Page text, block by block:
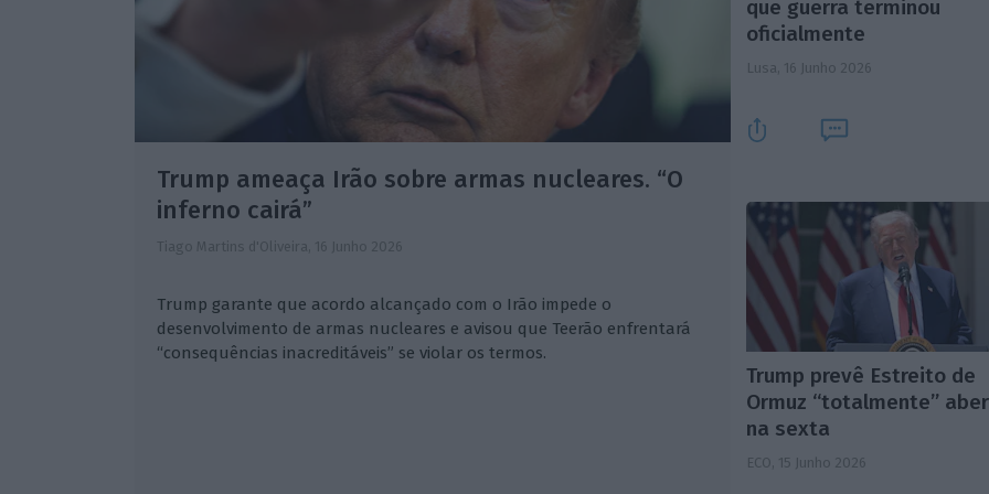
Trump ameaça Irão sobre armas nucleares. “O
inferno cairá”
Tiago Martins d'Oliveira, 16 Junho 2026
Trump garante que acordo alcançado com o Irão impede o
desenvolvimento de armas nucleares e avisou que Teerão enfrentará
“consequências inacreditáveis” se violar os termos.
que guerra terminou
oficialmente
Lusa, 16 Junho 2026
Trump prevê Estreito de
Ormuz “totalmente”
na sexta
ECO, 15 Junho 2026